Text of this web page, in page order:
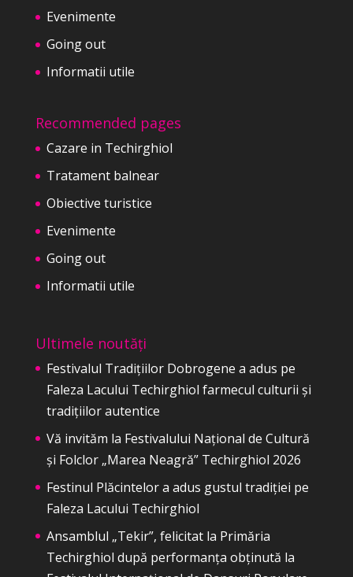
Evenimente
Going out
Informatii utile
Recommended pages
Cazare in Techirghiol
Tratament balnear
Obiective turistice
Evenimente
Going out
Informatii utile
Ultimele noutăți
Festivalul Tradițiilor Dobrogene a adus pe
Faleza Lacului Techirghiol farmecul culturii și
tradițiilor autentice
Vă invităm la Festivalului Național de Cultură
și Folclor „Marea Neagră” Techirghiol 2026
Festinul Plăcintelor a adus gustul tradiției pe
Faleza Lacului Techirghiol
Ansamblul „Tekir”, felicitat la Primăria
Techirghiol după performanța obținută la